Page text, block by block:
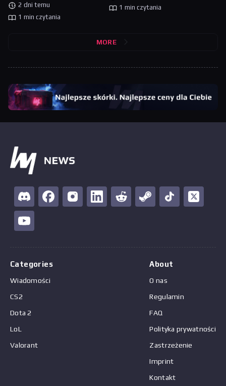
2 dni temu
1 min czytania
1 min czytania
MORE
Categories
Wiadomości
CS2
Dota 2
LoL
Valorant
About
O nas
Regulamin
FAQ
Polityka prywatności
Zastrzeżenie
Imprint
Kontakt